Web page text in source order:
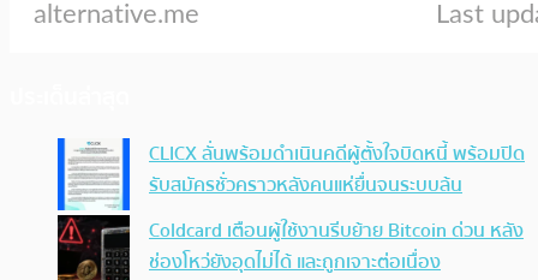
CLICX ลั่นพร้อมดำเนินคดีผู้ตั้งใจบิดหนี้ พร้อมปิด
รับสมัครชั่วคราวหลังคนแห่ยื่นจนระบบล้น
Coldcard เตือนผู้ใช้งานรีบย้าย Bitcoin ด่วน หลัง
ช่องโหว่ยังอุดไม่ได้ และถูกเจาะต่อเนื่อง